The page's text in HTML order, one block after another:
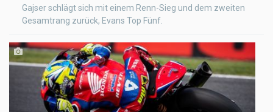
Gajser schlägt sich mit einem Renn-Sieg und dem zweiten
Gesamtrang zurück, Evans Top Fünf.